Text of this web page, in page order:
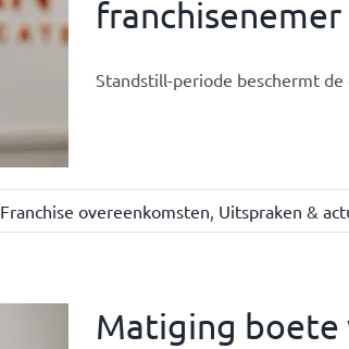
franchisenemer
Standstill-periode beschermt
Franchise overeenkomsten, Uitspraken &
Matiging boete